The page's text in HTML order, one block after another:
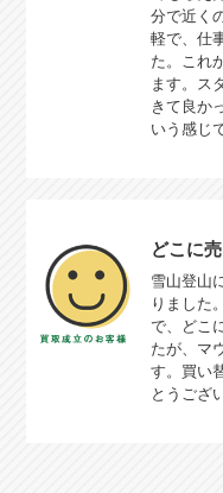
分で近く
軽で、仕
た。これ
ます。ス
きて良か
いう感じ
どこに
雪山登山
りました
で、どこ
たが、マ
す。買い
とうござ